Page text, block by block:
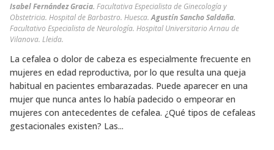
Isabel Fernández Gracia. Facultativa Especialista de Ginecología y
Obstetricia. Hospital de Barbastro. Huesca.Agustín Sancho Saldaña.
Facultativo Especialista de Neurología. Hospital Universitario Arnau de
Vilanova. Lleida.
La cefalea o dolor de cabeza es especialmente frecuente en
mujeres en edad reproductiva, por lo que resulta una queja
habitual en pacientes embarazadas. Puede aparecer en una
mujer que nunca antes lo había padecido o empeorar en
mujeres con antecedentes de cefalea. ¿Qué tipos de cefaleas
gestacionales existen? Las...